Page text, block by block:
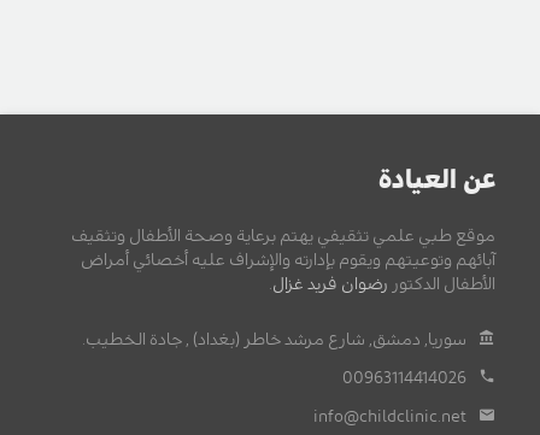
عن العيادة
موقع طبي علمي تثقيفي يهتم برعاية وصحة الأطفال وتثقيف
آبائهم وتوعيتهم ويقوم بإدارته والإشراف عليه أخصائي أمراض
الأطفال الدكتور رضوان فريد غزال.
سوريا, دمشق, شارع مرشد خاطر (بغداد) , جادة الخطيب.
00963114414026
info@childclinic.net